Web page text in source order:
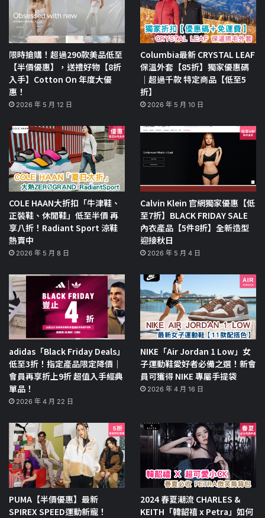
限時搶購！超過290款美品低至
【半價優惠】，送禮好物【8折
入手】Cotton On 年度大優
惠！
2026 年 5 月 12 日
Columbia最新 CRYSTAL LEAF
保溫外套【85折】獨家優惠碼
｜超過千款 特定商品【低至5
折】
2026 年 5 月 10 日
COLE HAAN大折扣「牛津鞋、
正裝鞋、休閒鞋」低至半價 再
享八折！Radiant Sport 涼鞋
熱賣中
2026 年 5 月 8 日
Calvin Klein 官網獨家優惠【低
至7折】BLACK FRIDAY SALE
內衣產品【5件8折】全新造型
迎接秋日
2026 年 5 月 4 日
adidas「Black Friday Deals」
低至3折！指定產品限定降價｜
會員再享折上9折 超值入手經典
單品！
2026 年 4 月 22 日
NIKE「Air Jordan 1 Low」女
子運動鞋愛好者必備之選！新會
員可獲得 NIKE 專屬手提袋
2026 年 4 月 16 日
PUMA【半價優惠】最新
SPIREX SPEED運動新寵！
2024 春夏潮流 CHARLES &
KEITH「韓韶禧 x Petra」如何